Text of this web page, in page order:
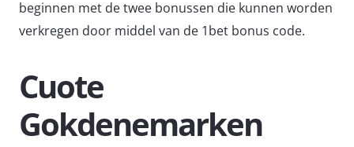
beginnen met de twee bonussen die kunnen worden
verkregen door middel van de 1bet bonus code.
Cuote
Gokdenemarken